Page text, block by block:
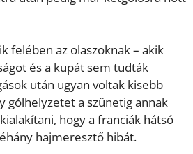
felében az olaszoknak – akik
és a kupát sem tudták
után ugyan voltak kisebb
gólhelyzetet a szünetig annak
hogy a franciák hátsó
hajmeresztő hibát.